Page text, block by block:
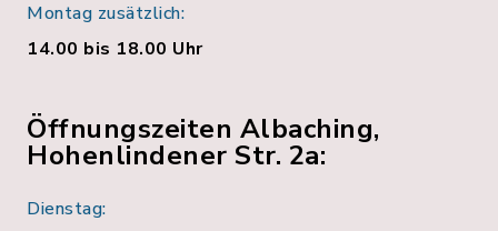
Montag zusätzlich:
14.00 bis 18.00 Uhr
Öffnungszeiten Albaching,
Hohenlindener Str. 2a:
Dienstag: